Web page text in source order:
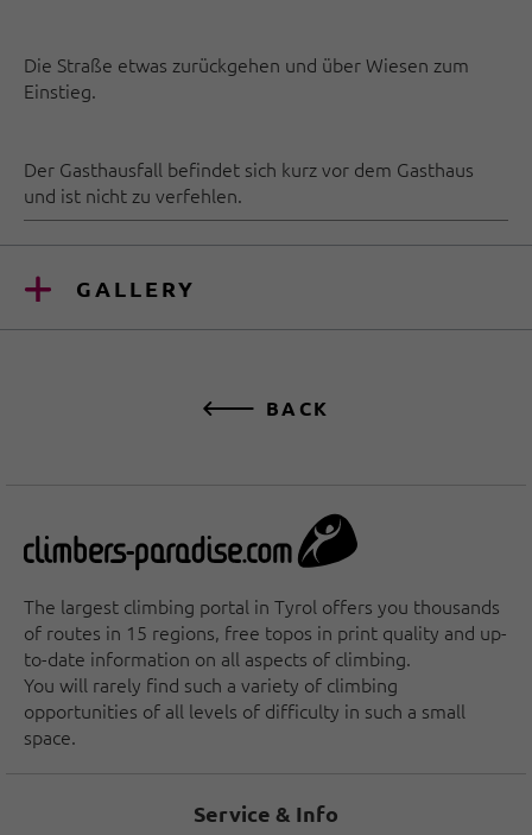
Die Straße etwas zurückgehen und über Wiesen zum
Einstieg.
Der Gasthausfall befindet sich kurz vor dem Gasthaus
und ist nicht zu verfehlen.
GALLERY
BACK
The largest climbing portal in Tyrol offers you thousands
of routes in 15 regions, free topos in print quality and up-
to-date information on all aspects of climbing.
You will rarely find such a variety of climbing
opportunities of all levels of difficulty in such a small
space.
Service & Info